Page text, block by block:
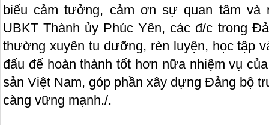
biểu cảm tưởng, cảm ơn sự quan tâm và
UBKT Thành ủy Phúc Yên, các đ/c trong
thường xuyên tu dưỡng, rèn luyện, học tập
đấu để hoàn thành tốt hơn nữa nhiệm vụ
sản Việt Nam, góp phần xây dựng Đảng bộ
càng vững mạnh./.